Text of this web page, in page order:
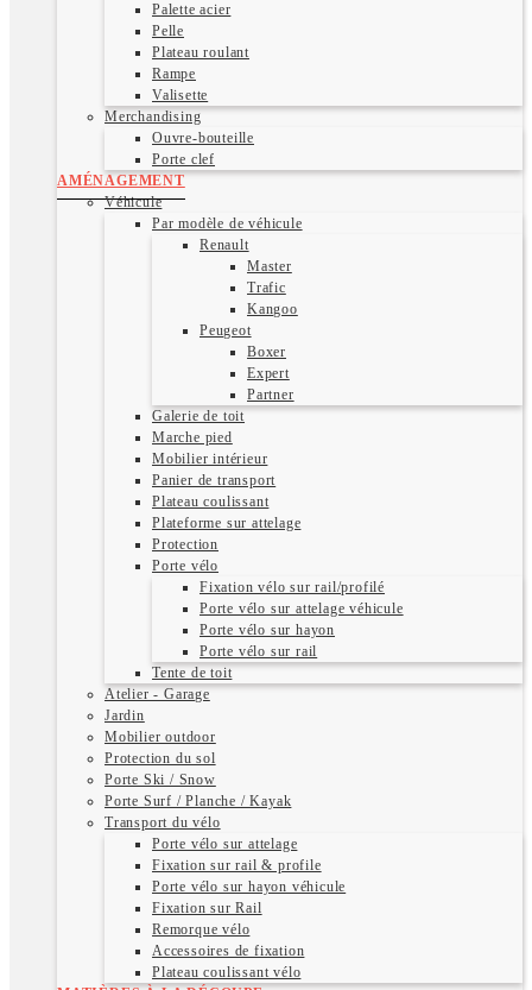
Palette acier
Pelle
Plateau roulant
Rampe
Valisette
Merchandising
Ouvre-bouteille
Porte clef
AMÉNAGEMENT
Véhicule
Par modèle de véhicule
Renault
Master
Trafic
Kangoo
Peugeot
Boxer
Expert
Partner
Galerie de toit
Marche pied
Mobilier intérieur
Panier de transport
Plateau coulissant
Plateforme sur attelage
Protection
Porte vélo
Fixation vélo sur rail/profilé
Porte vélo sur attelage véhicule
Porte vélo sur hayon
Porte vélo sur rail
Tente de toit
Atelier - Garage
Jardin
Mobilier outdoor
Protection du sol
Porte Ski / Snow
Porte Surf / Planche / Kayak
Transport du vélo
Porte vélo sur attelage
Fixation sur rail & profile
Porte vélo sur hayon véhicule
Fixation sur Rail
Remorque vélo
Accessoires de fixation
Plateau coulissant vélo